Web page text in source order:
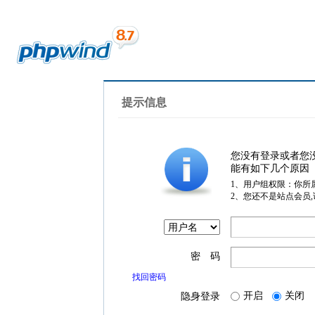
提示信息
您没有登录或者您
能有如下几个原因
1、用户组权限：你所
2、您还不是站点会员
密 码
找回密码
隐身登录 开启 关闭